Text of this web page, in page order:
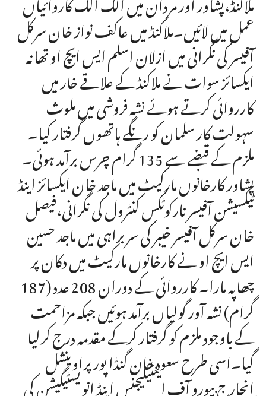
عمل میں لائیں۔ملاکنڈ میں عاکف نواز خان سرکل
آفیسر کی نگرانی میں ازلان اسلم ایس ایچ او تھانہ
ایکسائز سوات نے ملاکنڈ کے علاقے خار میں
کارروائی کرتے ہوئے نشہ فروشی میں ملوث
سہولت کار سلمان کو رنگے ہاتھوں گرفتار کیا۔
ملزم کے قبضے سے 135 گرام چرس برآمد ہوئی۔
پشاور کارخانوں مارکیٹ میں ماجد خان ایکسائز اینڈ
ٹیکسیشن آفیسر نارکوٹکس کنٹرول کی نگرانی،فیصل
خان سرکل آفیسر خیبر کی سربراہی میں ماجد حسین
ایس ایچ او نے کارخانوں مارکیٹ میں دکان پر
چھاپہ مارا۔ کارروائی کے دوران 208 عدد (187
گرام) نشہ آور گولیاں برآمد ہوئیں جبکہ مزاحمت
کے باوجود ملزم کو گرفتار کرکے مقدمہ درج کرلیا
گیا۔اسی طرح سعود خان گنڈا پور پراوینشل
انچارج بیورو آف اینٹیلیجنس اینڈ انویسٹیگیشن کی